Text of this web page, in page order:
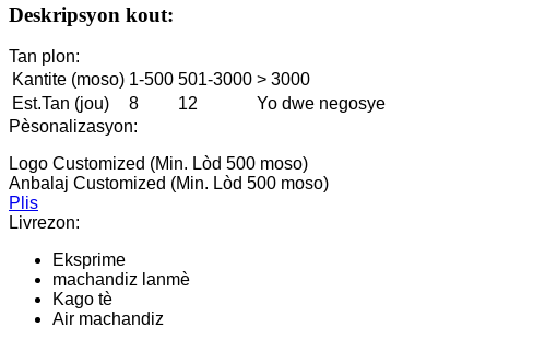
Deskripsyon kout:
Tan plon:
Kantite (moso) 1-500 501-3000 > 3000
Est.Tan (jou)
8 12
Yo dwe negosye
Pèsonalizasyon:
Logo Customized (Min. Lòd 500 moso)
Anbalaj Customized (Min. Lòd 500 moso)
Plis
Livrezon:
Eksprime
machandiz lanmè
Kago tè
Air machandiz